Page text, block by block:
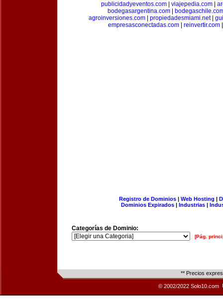
publicidadyeventos.com| viajepedia.com|
bodegasargentina.com|
agroinversiones.com
propiedadesmiami.net|
empresasconectadas.com| reinvertir.com
Registro de Dominios| Web Hosting |
Dominios Expirados | Industrias |
Categorías de Dominio:
[Pág.
** Precios
© 2002/2022 Solo10.com